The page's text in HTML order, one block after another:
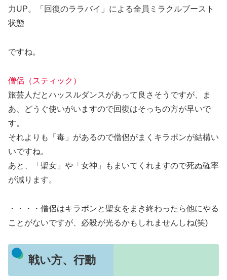
力UP。「回復のララバイ」による全員ミラクルブースト
状態
ですね。
僧侶（スティック）
旅芸人だとハッスルダンスがあって良さそうですが、ま
あ、どうぐ使いがいますので回復はそっちの方が早いで
す。
それよりも「毒」があるので僧侶がまくキラポンが結構い
いですね。
あと、「聖女」や「女神」もまいてくれますので死ぬ確率
が減ります。
・・・・僧侶はキラポンと聖女をまき終わったら他にやる
ことがないですが、必殺が光るかもしれませんしね(笑)
戦い方、行動